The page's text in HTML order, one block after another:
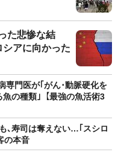
た悲惨な結
アに向かった
専門医が｢がん･動脈硬化を
の種類｣【最強の魚活術3
､寿司は奪えない…｢スシロ
の本音